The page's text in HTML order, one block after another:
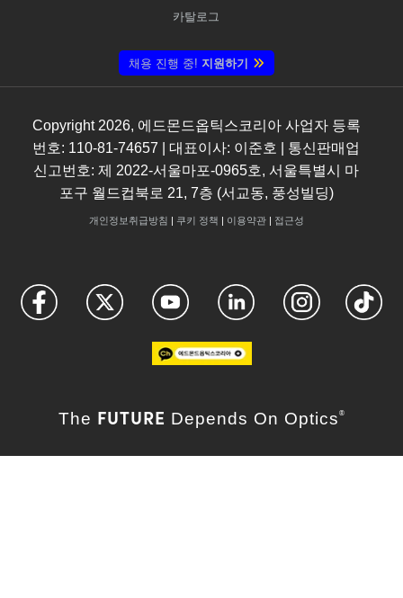
카탈로그
채용 진행 중! 지원하기
Copyright 2026, 에드몬드옵틱스코리아 사업자 등록
번호: 110-81-74657 | 대표이사: 이준호 | 통신판매업
신고번호: 제 2022-서울마포-0965호, 서울특별시 마
포구 월드컵북로 21, 7층 (서교동, 풍성빌딩)
개인정보취급방침 | 쿠키 정책 | 이용약관| 접근성
The FUTURE Depends On Optics ®